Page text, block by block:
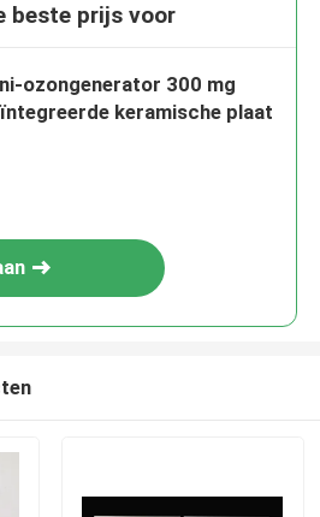
beste prijs voor
ozongenerator 300 mg
keramische plaat